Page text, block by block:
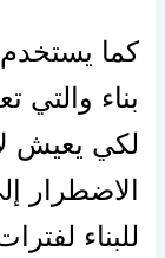
كما يستخدم
بناء والتي
لكي يعيش
الاضطرار
للبناء